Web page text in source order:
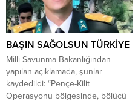
acı haberi duyurdu. Pençe Kilit
Harekatı bölgesinde 6 askerimiz...
BAŞIN SAĞOLSUN TÜRKİYE
Milli Savunma Bakanlığından
yapılan açıklamada, şunlar
kaydedildi: “Pençe-Kilit
Operasyonu bölgesinde, bölücü